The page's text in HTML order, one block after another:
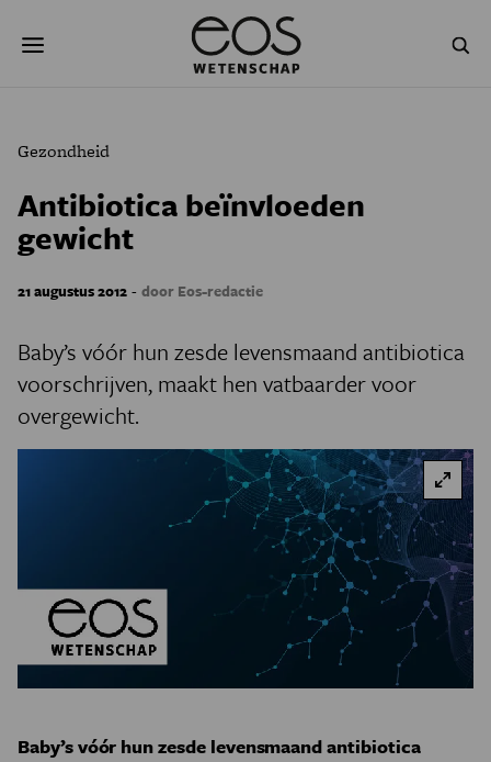
naar
NATUURWETENSCHAPPEN
PSYCHE & BREIN
PODCAST AGENDA
JONGE UITDAGERS
Gezondheid
Antibiotica beïnvloeden
gewicht
21 augustus 2012 - door Eos-redactie
Baby’s vóór hun zesde levensmaand antibiotica
voorschrijven, maakt hen vatbaarder voor
overgewicht.
Baby’s vóór hun zesde levensmaand antibiotica